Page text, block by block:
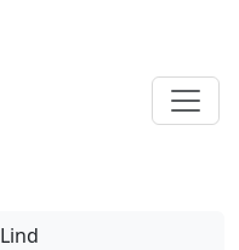
Lind